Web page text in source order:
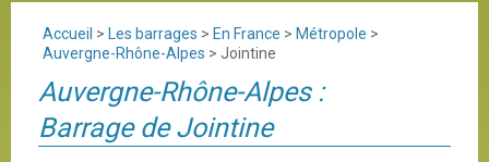
Accueil > Les barrages > En France > Métropole >
Auvergne-Rhône-Alpes > Jointine
Auvergne-Rhône-Alpes :
Barrage de Jointine